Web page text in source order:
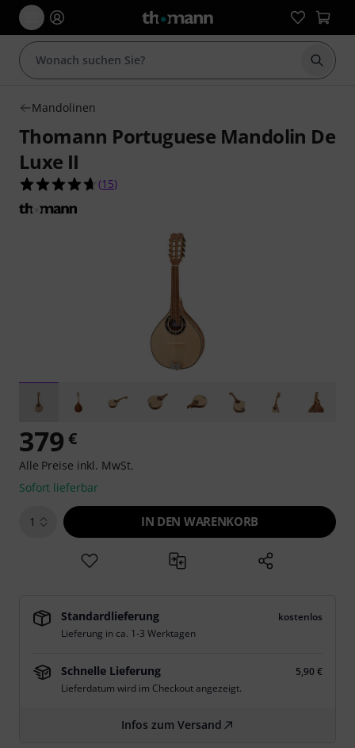
Suche
Mandolinen
Thomann Portuguese Mandolin De
Luxe II
4.7 von 5 Sternen aus 15 Kundenbewertungen
(15)
379 €
Alle Preise inkl. MwSt.
Sofort lieferbar
1 IN DEN WARENKORB
Standardlieferung
kostenlos
Lieferung in ca. 1-3 Werktagen
Schnelle Lieferung
5,90 €
Lieferdatum wird im Checkout angezeigt.
Infos zum Versand